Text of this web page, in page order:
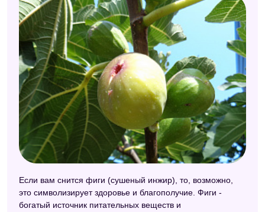
Если вам снится фиги (сушеный инжир), то, возможно,
это символизирует здоровье и благополучие. Фиги -
богатый источник питательных веществ и